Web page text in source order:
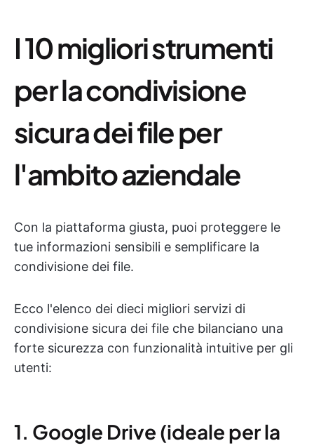
I 10 migliori strumenti
per la condivisione
sicura dei file per
l'ambito aziendale
Con la piattaforma giusta, puoi proteggere le
tue informazioni sensibili e semplificare la
condivisione dei file.
Ecco l'elenco dei dieci migliori servizi di
condivisione sicura dei file che bilanciano una
forte sicurezza con funzionalità intuitive per gli
utenti:
1. Google Drive (ideale per la